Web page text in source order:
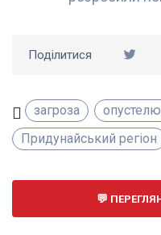
Поділитися
загроза
Придунайський регіон